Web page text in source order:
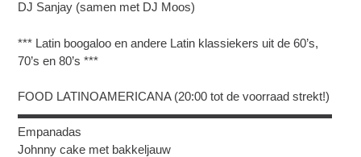
DJ Sanjay (samen met DJ Moos)
*** Latin boogaloo en andere Latin klassiekers uit de 60’s,
70’s en 80’s ***
FOOD LATINOAMERICANA (20:00 tot de voorraad strekt!)
▬▬▬▬▬▬▬▬▬▬▬▬▬▬▬▬▬▬▬▬▬▬▬▬▬▬
Empanadas
Johnny cake met bakkeljauw